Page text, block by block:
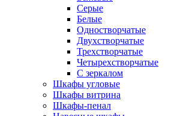
Серые
Белые
Одностворчатые
Двухстворчатые
Трехстворчатые
Четырехстворчатые
С зеркалом
Шкафы угловые
Шкафы витрина
Шкафы-пенал